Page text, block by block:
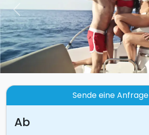
Previous
Sende eine Anfrage
Ab